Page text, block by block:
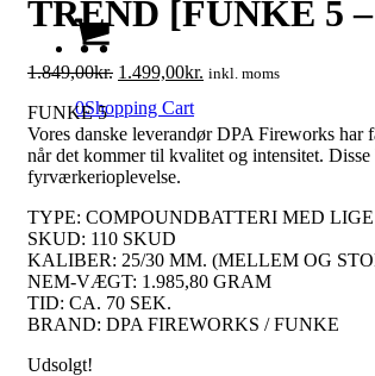
0Shopping Cart
TREND [FUNKE 5
1.849,00kr. Den
pris
var:
1.849,00kr..
1.499,00kr. Den
er:
1.499,00kr..
inkl. moms
FUNKE 5
Vores danske leverandør DPA Fireworks
når det kommer til kvalitet og intensitet.
fyrværkerioplevelse.
TYPE: COMPOUNDBATTERI MED
SKUD: 110 SKUD
KALIBER: 25/30 MM. (MELLEM OG
NEM-VÆGT: 1.985,80 GRAM
TID: CA. 70 SEK.
BRAND: DPA FIREWORKS / FUNKE
Udsolgt!